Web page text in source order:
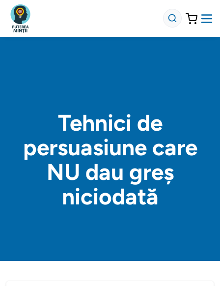
Tehnici de
persuasiune care
NU dau greș
niciodată